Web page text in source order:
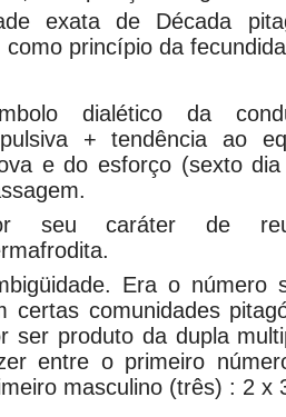
exata de Década
como princípio da
dialético da
+ tendência ao
e do esforço (sexto
seu caráter de
Era o número
certas comunidades
ser produto da dupla
entre o primeiro
masculino (três) : 2 x